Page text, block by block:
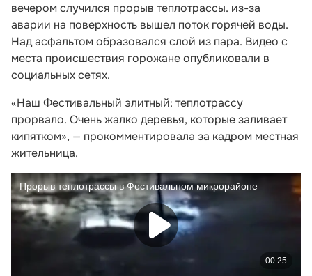
вечером случился прорыв теплотрассы. из-за
аварии на поверхность вышел поток горячей воды.
Над асфальтом образовался слой из пара. Видео с
места происшествия горожане опубликовали в
социальных сетях.
«Наш Фестивальный элитный: теплотрассу
прорвало. Очень жалко деревья, которые заливает
кипятком», — прокомментировала за кадром местная
жительница.